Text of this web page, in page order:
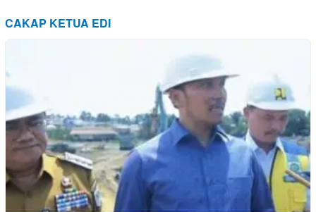
CAKAP KETUA EDI